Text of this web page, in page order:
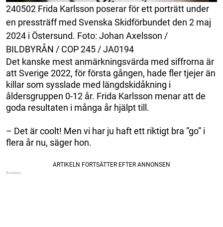
240502 Frida Karlsson poserar för ett porträtt under
en pressträff med Svenska Skidförbundet den 2 maj
2024 i Östersund. Foto: Johan Axelsson /
BILDBYRÅN / COP 245 / JA0194
Det kanske mest anmärkningsvärda med siffrorna är
att Sverige 2022, för första gången, hade fler tjejer än
killar som sysslade med längdskidåkning i
åldersgruppen 0-12 år. Frida Karlsson menar att de
goda resultaten i många år hjälpt till.
– Det är coolt! Men vi har ju haft ett riktigt bra ”go” i
flera år nu, säger hon.